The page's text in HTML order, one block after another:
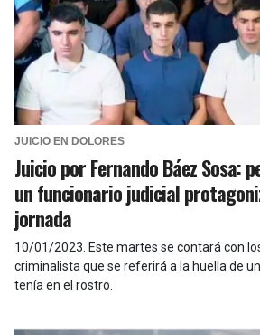
JUICIO EN DOLORES
Juicio por Fernando Báez Sosa:
un funcionario judicial
jornada
10/01/2023 Este martes se contará con
criminalista que se referirá a la huella de
tenía en el rostro.